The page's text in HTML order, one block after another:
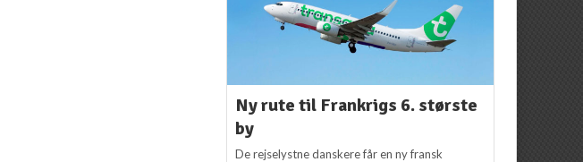
Ny rute til Frankrigs 6. største
by
De rejselystne danskere får en ny fransk